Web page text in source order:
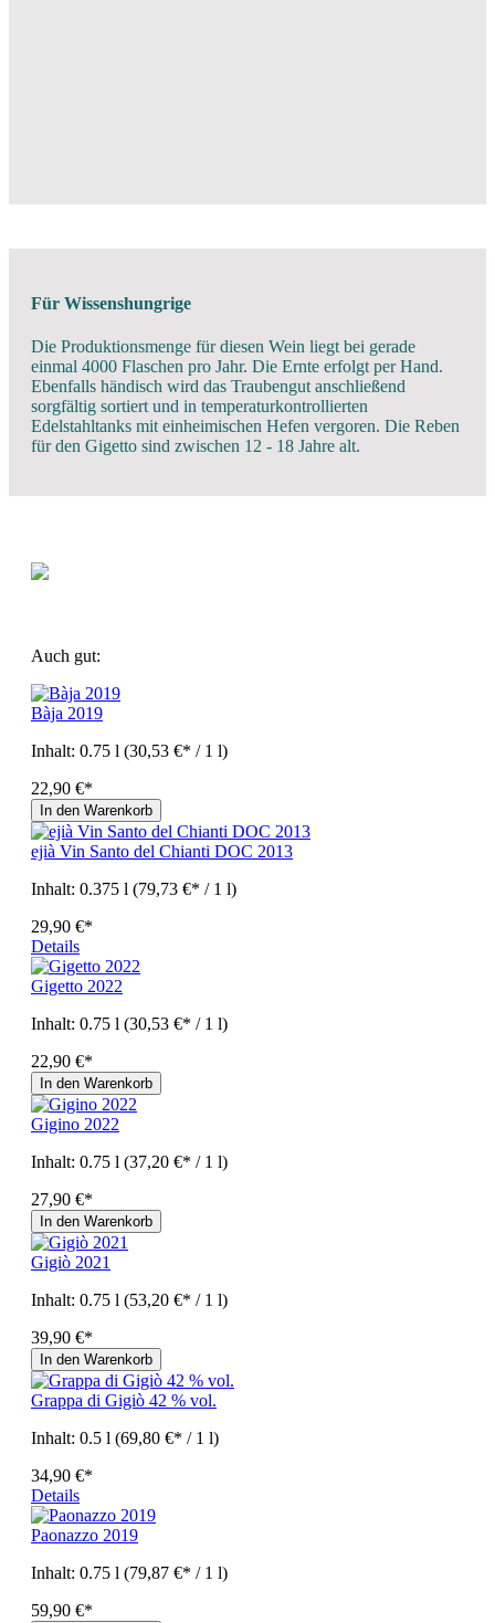
Für Wissenshungrige
Die Produktionsmenge für diesen Wein liegt bei gerade
einmal 4000 Flaschen pro Jahr. Die Ernte erfolgt per Hand.
Ebenfalls händisch wird das Traubengut anschließend
sorgfältig sortiert und in temperaturkontrollierten
Edelstahltanks mit einheimischen Hefen vergoren. Die Reben
für den Gigetto sind zwischen 12 - 18 Jahre alt.
Auch gut:
Bàja 2019
Inhalt: 0.75 l (30,53 €* / 1 l)
22,90 €*
In den Warenkorb
ejià Vin Santo del Chianti DOC 2013
Inhalt: 0.375 l (79,73 €* / 1 l)
29,90 €*
Details
Gigetto 2022
Inhalt: 0.75 l (30,53 €* / 1 l)
22,90 €*
In den Warenkorb
Gigino 2022
Inhalt: 0.75 l (37,20 €* / 1 l)
27,90 €*
In den Warenkorb
Gigiò 2021
Inhalt: 0.75 l (53,20 €* / 1 l)
39,90 €*
In den Warenkorb
Grappa di Gigiò 42 % vol.
Inhalt: 0.5 l (69,80 €* / 1 l)
34,90 €*
Details
Paonazzo 2019
Inhalt: 0.75 l (79,87 €* / 1 l)
59,90 €*